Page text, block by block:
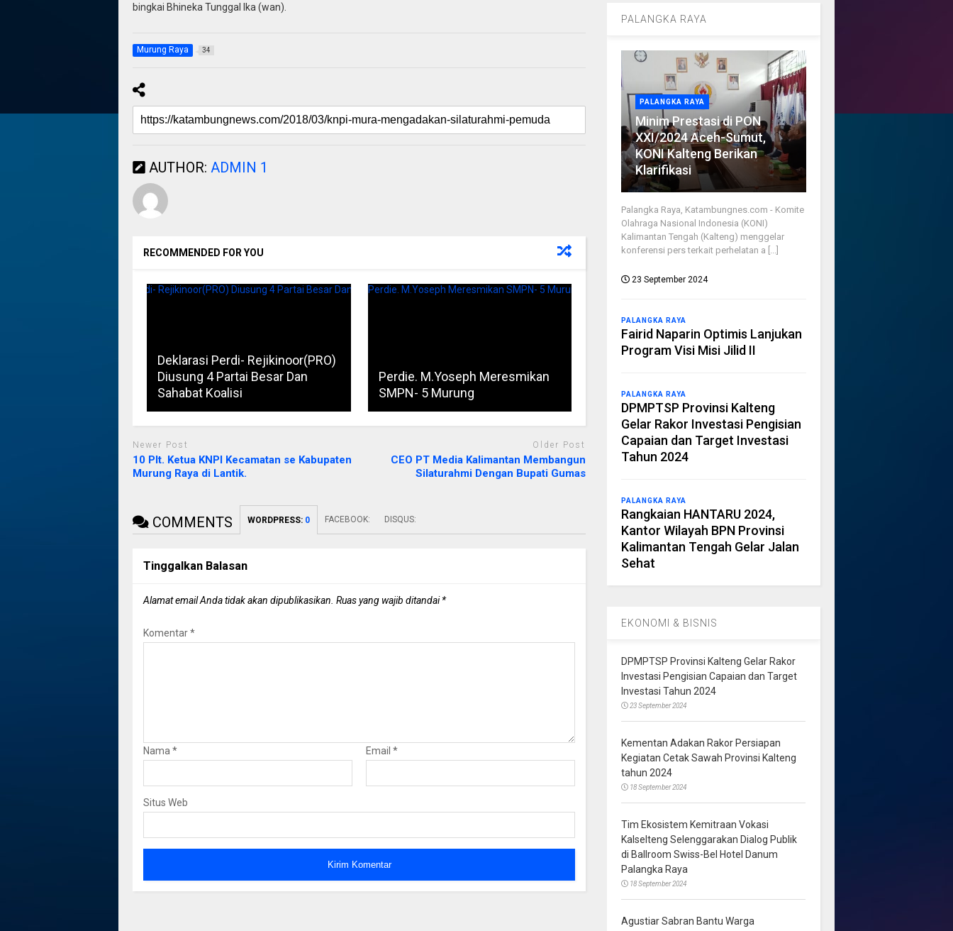
bingkai Bhineka Tunggal Ika (wan).
Murung Raya 34
AUTHOR: ADMIN 1
RECOMMENDED FOR YOU
Deklarasi Perdi- Rejikinoor(PRO)
Diusung 4 Partai Besar Dan
Sahabat Koalisi
Perdie. M.Yoseph Meresmikan
SMPN- 5 Murung
Newer Post
10 Plt. Ketua KNPI Kecamatan se Kabupaten
Murung Raya di Lantik.
Older Post
CEO PT Media Kalimantan Membangun
Silaturahmi Dengan Bupati Gumas
COMMENTS WORDPRESS: 0 FACEBOOK: DISQUS:
Tinggalkan Balasan
Alamat email Anda tidak akan dipublikasikan. Ruas yang wajib ditandai*
Komentar*
Nama * Email *
Situs Web
PALANGKA RAYA
PALANGKA RAYA
Minim Prestasi di PON
XXI/2024 Aceh-Sumut,
KONI Kalteng Berikan
Klarifikasi
Palangka Raya, Katambungnes.com - Komite
Olahraga Nasional Indonesia (KONI)
Kalimantan Tengah (Kalteng) menggelar
konferensi pers terkait perhelatan a [...]
23 September 2024
PALANGKA RAYA
Fairid Naparin Optimis Lanjukan
Program Visi Misi Jilid II
PALANGKA RAYA
DPMPTSP Provinsi Kalteng
Gelar Rakor Investasi Pengisian
Capaian dan Target Investasi
Tahun 2024
PALANGKA RAYA
Rangkaian HANTARU 2024,
Kantor Wilayah BPN Provinsi
Kalimantan Tengah Gelar Jalan
Sehat
EKONOMI & BISNIS
DPMPTSP Provinsi Kalteng Gelar Rakor
Investasi Pengisian Capaian dan Target
Investasi Tahun 2024
23 September 2024
Kementan Adakan Rakor Persiapan
Kegiatan Cetak Sawah Provinsi Kalteng
tahun 2024
18 September 2024
Tim Ekosistem Kemitraan Vokasi
Kalselteng Selenggarakan Dialog Publik
di Ballroom Swiss-Bel Hotel Danum
Palangka Raya
18 September 2024
Agustiar Sabran Bantu Warga